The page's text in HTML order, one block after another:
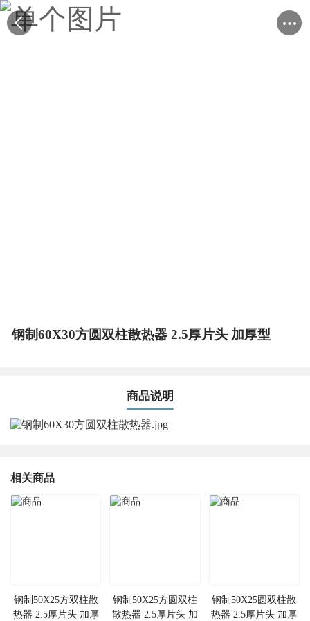
钢制60X30方圆双柱散热器 2.5厚片头 加厚型
商品说明
相关商品
钢制50X25方双柱散
热器 2.5厚片头 加厚
钢制50X25方圆双柱
散热器 2.5厚片头 加
钢制50X25圆双柱散
热器 2.5厚片头 加厚